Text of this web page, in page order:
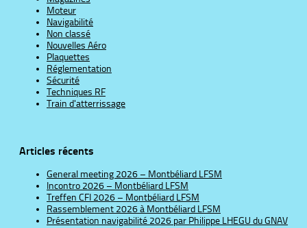
Moteur
Navigabilité
Non classé
Nouvelles Aéro
Plaquettes
Réglementation
Sécurité
Techniques RF
Train d'atterrissage
Articles récents
General meeting 2026 – Montbéliard LFSM
Incontro 2026 – Montbéliard LFSM
Treffen CFI 2026 – Montbéliard LFSM
Rassemblement 2026 à Montbéliard LFSM
Présentation navigabilité 2026 par Philippe LHEGU du GNAV